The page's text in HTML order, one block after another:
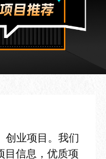
创业项目。我们
目信息，优质项